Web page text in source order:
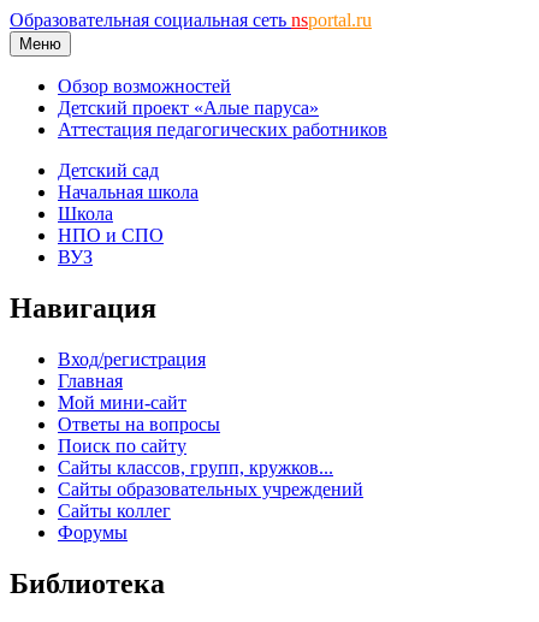
Образовательная социальная сеть nsportal.ru
Меню
Обзор возможностей
Детский проект «Алые паруса»
Аттестация педагогических работников
Детский сад
Начальная школа
Школа
НПО и СПО
ВУЗ
Навигация
Вход/регистрация
Главная
Мой мини-сайт
Ответы на вопросы
Поиск по сайту
Сайты классов, групп, кружков...
Сайты образовательных учреждений
Сайты коллег
Форумы
Библиотека